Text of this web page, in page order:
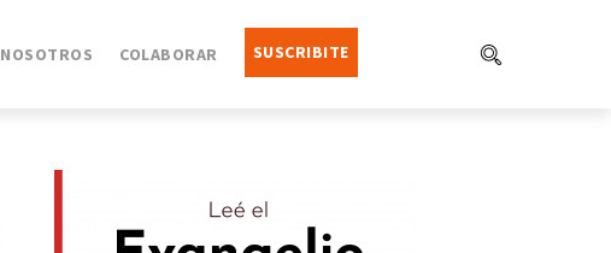
NOSOTROS COLABORAR SUSCRIBITE